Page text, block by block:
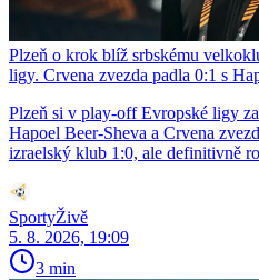
Plzeň o krok blíž srbskému
ligy. Crvena zvezda padla 0:1 s
Plzeň si v play-off Evropské ligy
Hapoel Beer-Sheva a Crvena
izraelský klub 1:0, ale definitivně
SportyŽivě
5. 8. 2026, 19:09
3 min